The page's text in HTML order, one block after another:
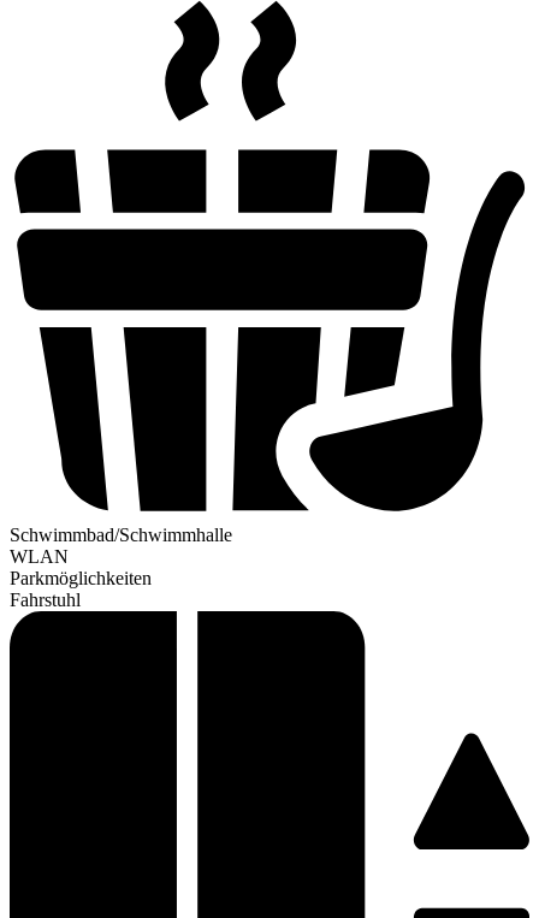
Schwimmbad/Schwimmhalle
WLAN
Parkmöglichkeiten
Fahrstuhl